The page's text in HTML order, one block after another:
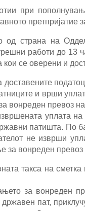
при
претпријатие
страна на
работи до 13
се оверени и
и врши
вонреден превоз
уплата
патишта.
не изврши
вонреден превоз
такса на
за вонреден
пат,